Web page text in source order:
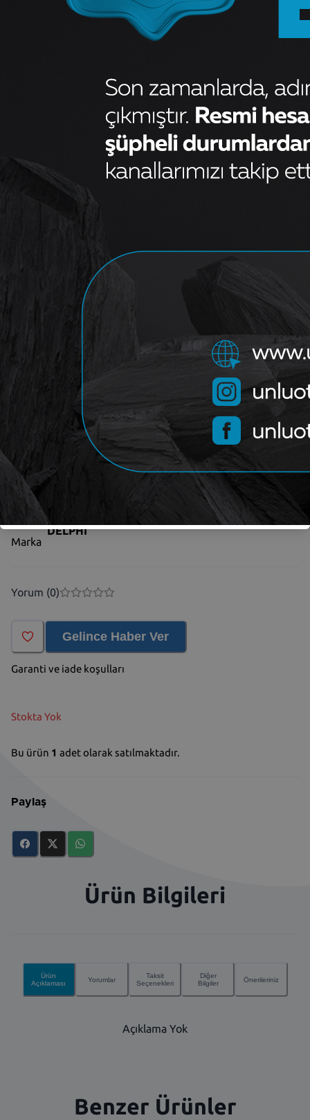
TOYOTA AURIS 1.4 D4D 1.6 07-
COROLLA 1.4 D4D 1.6 07-12
Sorunuz
OEM DELPHI LP2103
Kategori
Marka
DELPHI
Yorum (0)
Gelince Haber Ver
Garanti ve iade koşulları
Stokta Yok
Bu ürün 1 adet olarak satılmaktadır.
Paylaş
Ürün Bilgileri
Ürün
Açıklaması
Yorumlar
Taksit
Seçenekleri
Diğer
Bilgiler
Önerileriniz
Açıklama Yok
Benzer Ürünler